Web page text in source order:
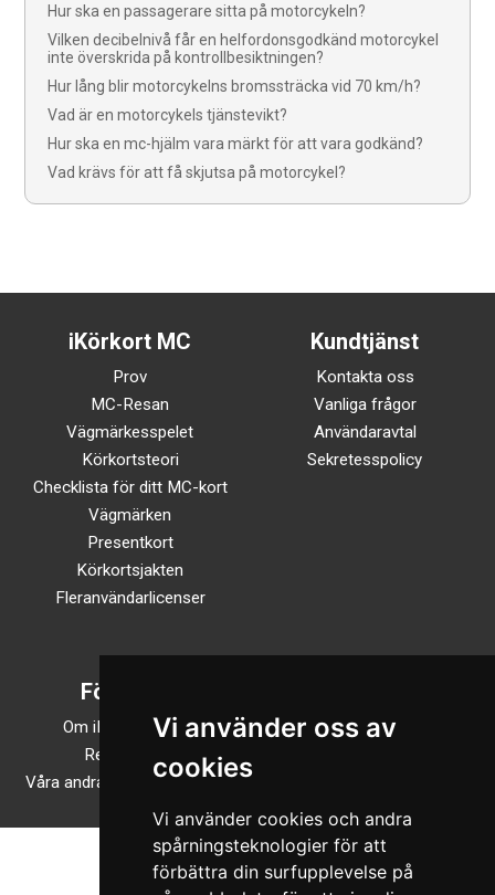
Vi använder oss av
cookies
Vi använder cookies och andra
spårningsteknologier för att
förbättra din surfupplevelse på
Hur ska en passagerare sitta på motorcykeln?
Vilken decibelnivå får en helfordonsgodkänd motorcykel
inte överskrida på kontrollbesiktningen?
Hur lång blir motorcykelns bromssträcka vid 70 km/h?
Vad är en motorcykels tjänstevikt?
Hur ska en mc-hjälm vara märkt för att vara godkänd?
Vad krävs för att få skjutsa på motorcykel?
iKörkort MC
Prov
MC-Resan
Vägmärkesspelet
Körkortsteori
Checklista för ditt MC-kort
Vägmärken
Presentkort
Körkortsjakten
Fleranvändarlicenser
Kundtjänst
Kontakta oss
Vanliga frågor
Användaravtal
Sekretesspolicy
Företaget
Om iKörkortMC.se
Recensioner
Våra andra onlineutbildningar
TikTok